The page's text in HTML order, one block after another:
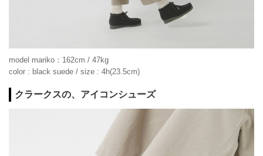
model mariko：162cm / 47kg
color : black suede / size : 4h(23.5cm)
クラークスの、アイコンシューズ